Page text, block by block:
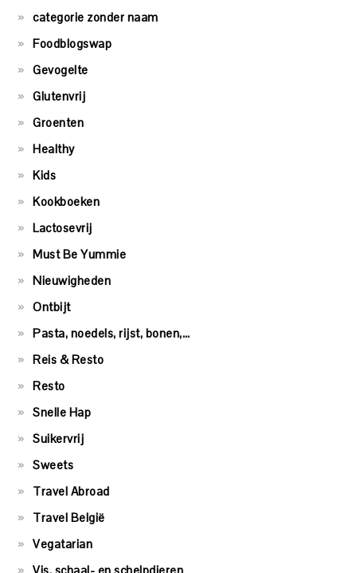
categorie zonder naam
Foodblogswap
Gevogelte
Glutenvrij
Groenten
Healthy
Kids
Kookboeken
Lactosevrij
Must Be Yummie
Nieuwigheden
Ontbijt
Pasta, noedels, rijst, bonen,…
Reis & Resto
Resto
Snelle Hap
Suikervrij
Sweets
Travel Abroad
Travel België
Vegatarian